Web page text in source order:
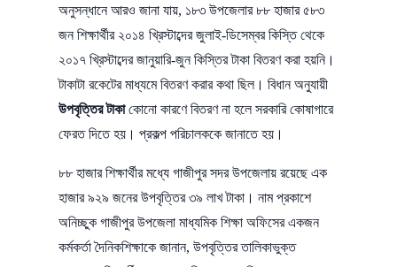
অনুসন্ধানে আরও জানা যায়, ১৮৩ উপজেলার ৮৮ হাজার ৫৮৩
জন শিক্ষার্থীর ২০১৪ খ্রিস্টাব্দের জুলাই-ডিসেম্বর কিস্তি থেকে
২০১৭ খ্রিস্টাব্দের জানুয়ারি-জুন কিস্তির টাকা বিতরণ করা হয়নি।
টাকাটা রকেটের মাধ্যমে বিতরণ করার কথা ছিল। বিধান অনুযায়ী
উপবৃত্তির টাকাকোনো কারণে বিতরণ না হলে সরকারি কোষাগারে
ফেরত দিতে হয়। প্রকল্প পরিচালককে জানাতে হয়।
৮৮ হাজার শিক্ষার্থীর মধ্যে গাজীপুর সদর উপজেলায় রয়েছে এক
হাজার ৯২৯ জনের উপবৃত্তির ৩৯ লাখ টাকা। নাম প্রকাশে
অনিচ্ছুক গাজীপুর উপজেলা মাধ্যমিক শিক্ষা অফিসের একজন
কর্মকর্তা দৈনিকশিক্ষাকে জানান, উপবৃত্তির তালিকাভুক্ত